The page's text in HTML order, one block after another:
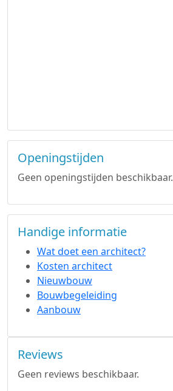
Openingstijden
Geen openingstijden beschikbaar.
Handige informatie
Wat doet een architect?
Kosten architect
Nieuwbouw
Bouwbegeleiding
Aanbouw
Reviews
Geen reviews beschikbaar.